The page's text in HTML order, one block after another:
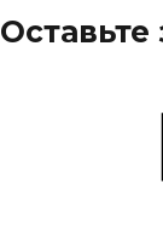
Оставьте